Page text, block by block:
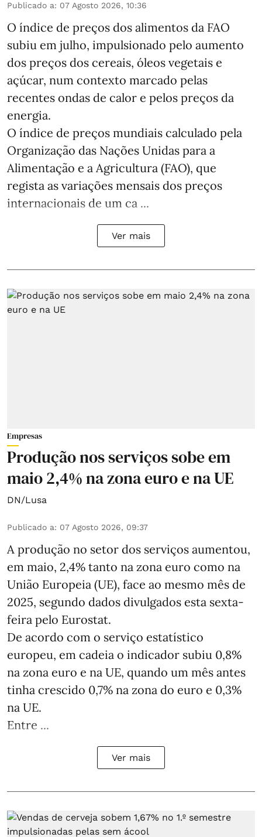
Publicado a: 07 Agosto 2026, 10:36
O índice de preços dos alimentos da FAO
subiu em julho, impulsionado pelo aumento
dos preços dos cereais, óleos vegetais e
açúcar, num contexto marcado pelas
recentes ondas de calor e pelos preços da
energia.
O índice de preços mundiais calculado pela
Organização das Nações Unidas para a
Alimentação e a Agricultura (FAO), que
regista as variações mensais dos preços
internacionais de um ca ...
Ver mais
Empresas
Produção nos serviços sobe em
maio 2,4% na zona euro e na UE
DN/Lusa
Publicado a: 07 Agosto 2026, 09:37
A produção no setor dos serviços aumentou,
em maio, 2,4% tanto na zona euro como na
União Europeia (UE), face ao mesmo mês de
2025, segundo dados divulgados esta sexta-
feira pelo Eurostat.
De acordo com o serviço estatístico
europeu, em cadeia o indicador subiu 0,8%
na zona euro e na UE, quando um mês antes
tinha crescido 0,7% na zona do euro e 0,3%
na UE.
Entre ...
Ver mais